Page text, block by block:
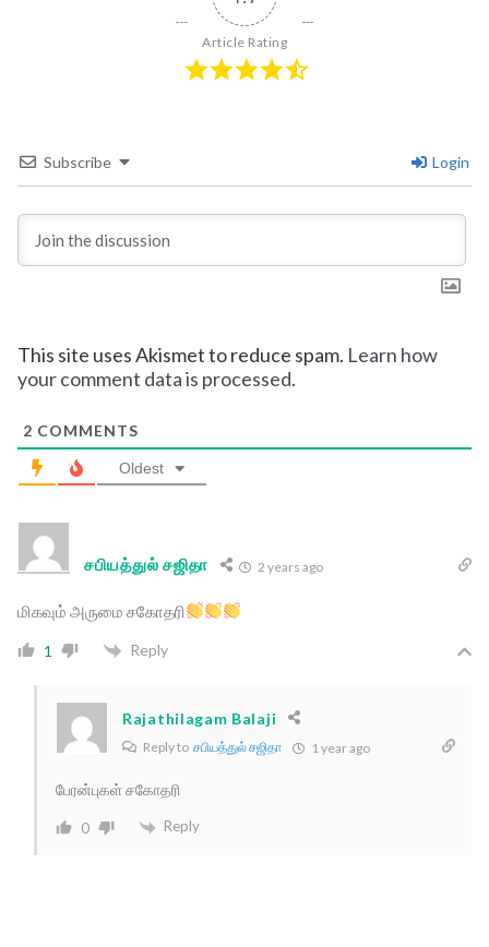
Article Rating
Subscribe Login
This site uses Akismet to reduce spam. Learn how
your comment data is processed.
2 COMMENTS
Oldest
சபியத்துல் சஜிதா 2 years ago
மிகவும் அருமை சகோதரி
1 Reply
Rajathilagam Balaji
Reply to சபியத்துல் சஜிதா 1 year ago
பேரன்புகள் சகோதரி
0 Reply